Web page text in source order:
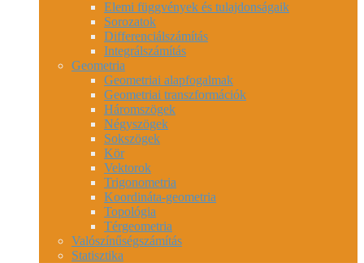
Elemi függvények és tulajdonságaik
Sorozatok
Differenciálszámítás
Integrálszámítás
Geometria
Geometriai alapfogalmak
Geometriai transzformációk
Háromszögek
Négyszögek
Sokszögek
Kör
Vektorok
Trigonometria
Koordináta-geometria
Topológia
Térgeometria
Valószínűségszámítás
Statisztika